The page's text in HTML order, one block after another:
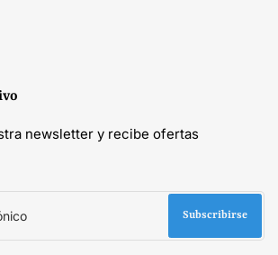
newsletter y recibe ofertas
Subscribirse